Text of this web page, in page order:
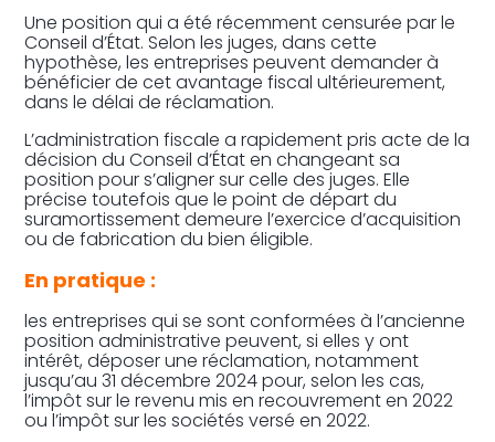
Une position qui a été récemment censurée par le
Conseil d’État. Selon les juges, dans cette
hypothèse, les entreprises peuvent demander à
bénéficier de cet avantage fiscal ultérieurement,
dans le délai de réclamation.
L’administration fiscale a rapidement pris acte de la
décision du Conseil d’État en changeant sa
position pour s’aligner sur celle des juges. Elle
précise toutefois que le point de départ du
suramortissement demeure l’exercice d’acquisition
ou de fabrication du bien éligible.
En pratique :
les entreprises qui se sont conformées à l’ancienne
position administrative peuvent, si elles y ont
intérêt, déposer une réclamation, notamment
jusqu’au 31 décembre 2024 pour, selon les cas,
l’impôt sur le revenu mis en recouvrement en 2022
ou l’impôt sur les sociétés versé en 2022.